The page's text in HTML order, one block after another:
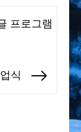
프로그램
Next
post:
식